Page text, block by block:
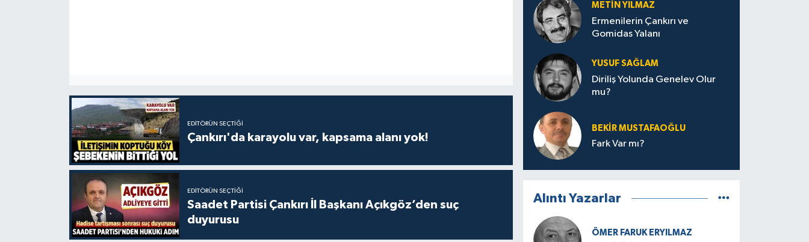
EDITÖRÜN SEÇTIĞI
Çankırı'da karayolu var, kapsama alanı yok!
EDITÖRÜN SEÇTIĞI
Saadet Partisi Çankırı İl Başkanı Açıkgöz’den suç
duyurusu
METIN YILMAZ
Ermenilerin Çankırı ve
Gomidas Yalanı
YUSUF SAĞLAM
Diriliş Yolunda Genelev Olur
mu?
BEKIR MUSTAFAOĞLU
Fark Var mı?
Alıntı Yazarlar
ÖMER FARUK ERYILMAZ